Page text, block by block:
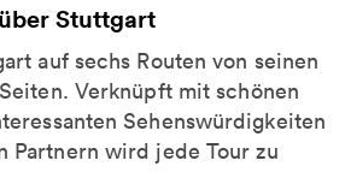
Stuttgart
auf sechs Routen von seinen
Verknüpft mit schönen
Sehenswürdigkeiten
Partnern wird jede Tour zu